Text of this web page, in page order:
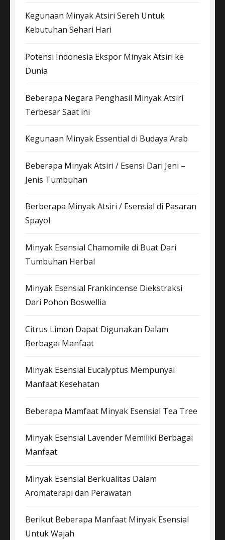
Kegunaan Minyak Atsiri Sereh Untuk
Kebutuhan Sehari Hari
Potensi Indonesia Ekspor Minyak Atsiri ke
Dunia
Beberapa Negara Penghasil Minyak Atsiri
Terbesar Saat ini
Kegunaan Minyak Essential di Budaya Arab
Beberapa Minyak Atsiri / Esensi Dari Jeni –
Jenis Tumbuhan
Berberapa Minyak Atsiri / Esensial di Pasaran
Spayol
Minyak Esensial Chamomile di Buat Dari
Tumbuhan Herbal
Minyak Esensial Frankincense Diekstraksi
Dari Pohon Boswellia
Citrus Limon Dapat Digunakan Dalam
Berbagai Manfaat
Minyak Esensial Eucalyptus Mempunyai
Manfaat Kesehatan
Beberapa Mamfaat Minyak Esensial Tea Tree
Minyak Esensial Lavender Memiliki Berbagai
Manfaat
Minyak Esensial Berkualitas Dalam
Aromaterapi dan Perawatan
Berikut Beberapa Manfaat Minyak Esensial
Untuk Wajah